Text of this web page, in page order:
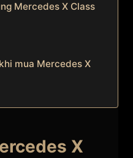
Mercedes X Class
mua Mercedes X
X